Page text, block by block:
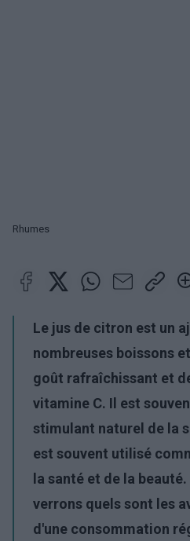
Rhumes
Le jus de citron est un
nombreuses boissons
goût rafraîchissant et
vitamine C. Il est
stimulant naturel de la
est souvent utilisé
la santé et de la
verrons quels sont les
d'une consommation